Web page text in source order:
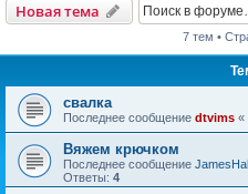
Новая тема
7 тем •
свалка
Последнее сообщение dtvims «
Вяжем крючком
Последнее сообщение
Ответы: 4